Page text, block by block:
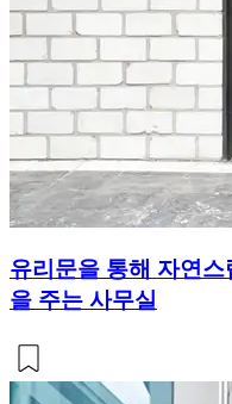
유리문을 통해 자연
을 주는 사무실